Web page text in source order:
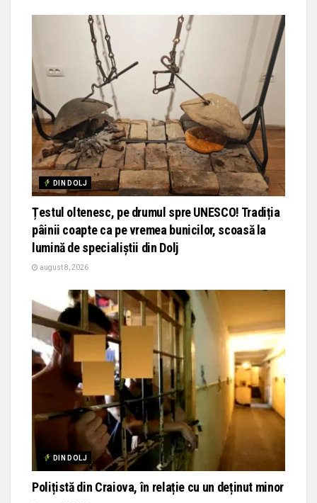
DIN DOLJ
Țestul oltenesc, pe drumul spre UNESCO! Tradiția
pâinii coapte ca pe vremea bunicilor, scoasă la
lumină de specialiștii din Dolj
august 8, 2026
DIN DOLJ
Polițistă din Craiova, în relație cu un deținut minor